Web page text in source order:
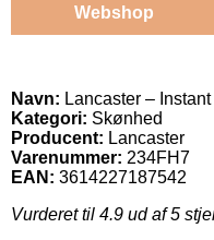
Webshop
Navn: Lancaster –
Kategori: Skønhed
Producent: Lancaster
Varenummer: 234FH7
EAN: 3614227187542
Vurderet til 4.9 ud af 5